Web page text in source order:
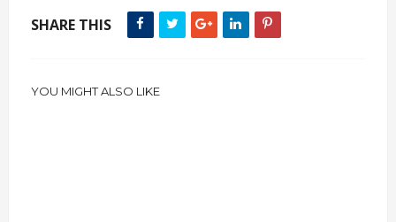
SHARE THIS
YOU MIGHT ALSO LIKE